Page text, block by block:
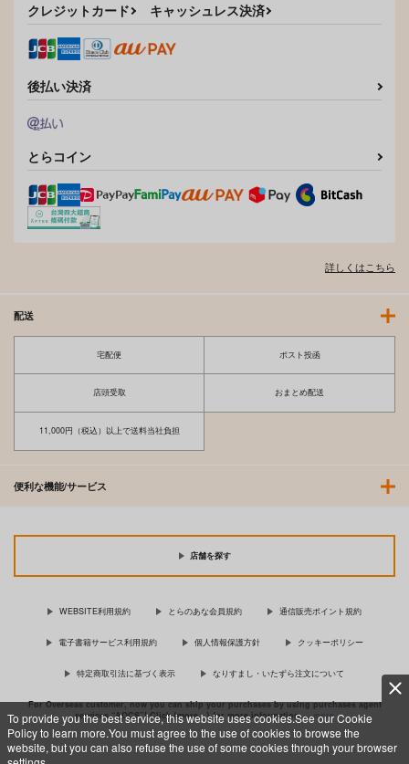
To provide you the best service, this website uses cookies.See our Cookie
Policy to learn more.You must agree to the use of cookies to browse the
website, but you can also refuse the use of some cookies through your browser
クレジットカード キャッシュレス決済
後払い決済
とらコイン
詳しくはこちら
配送
宅配便 ポスト投函
店頭受取 おまとめ配送
11,000円（税込）以上で送料当社負担
便利な機能/サービス
店舗を探す
WEBSITE利用規約 とらのあな会員規約 通信販売ポイント規約
電子書籍サービス利用規約 個人情報保護方針 クッキーポリシー
特定商取引法に基づく表示 なりすまし・いたずら注文について
For Overseas customer, now you can ship your purchases by using purchases agent
services “AOCS”! Click {more…} for more information …more